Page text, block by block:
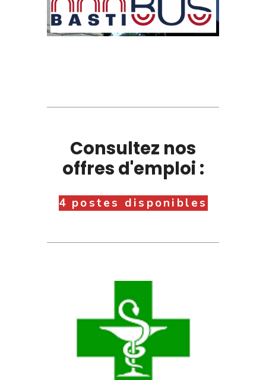
Consultez nos
offres d'emploi :
4 postes disponibles